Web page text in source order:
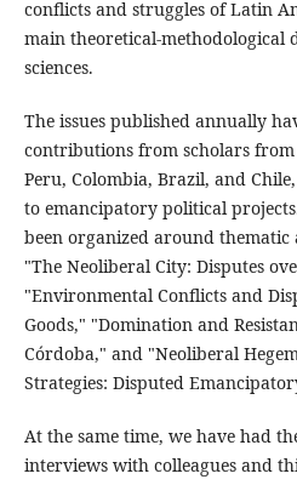
conflicts and struggles of Latin
main theoretical-methodological
sciences.
The issues published annually
contributions from scholars
Peru, Colombia, Brazil, and
to emancipatory political
been organized around thematic
"The Neoliberal City: Disputes
"Environmental Conflicts and
Goods," "Domination and
Córdoba," and "Neoliberal
Strategies: Disputed
At the same time, we have had
interviews with colleagues and